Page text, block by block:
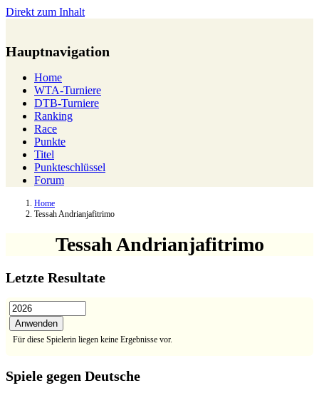
Direkt zum Inhalt
Hauptnavigation
Home
WTA-Turniere
DTB-Turniere
Ranking
Race
Punkte
Titel
Punkteschlüssel
Forum
Home
Tessah Andrianjafitrimo
Tessah Andrianjafitrimo
Letzte Resultate
Für diese Spielerin liegen keine Ergebnisse vor.
Spiele gegen Deutsche